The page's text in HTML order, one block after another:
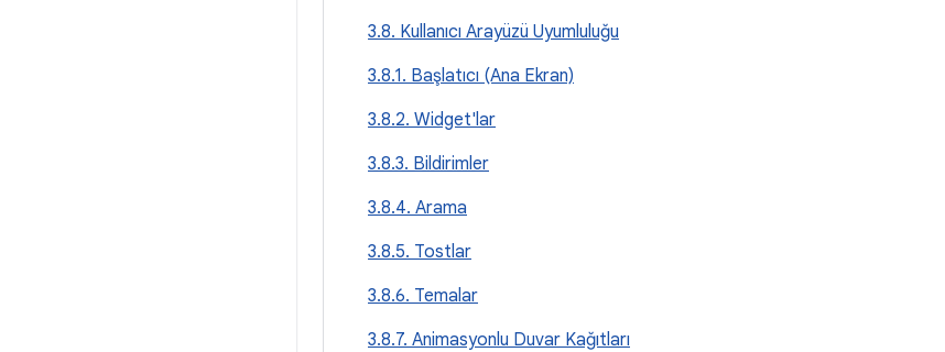
3.8. Kullanıcı Arayüzü Uyumluluğu
3.8.1. Başlatıcı (Ana Ekran)
3.8.2. Widget'lar
3.8.3. Bildirimler
3.8.4. Arama
3.8.5. Tostlar
3.8.6. Temalar
3.8.7. Animasyonlu Duvar Kağıtları